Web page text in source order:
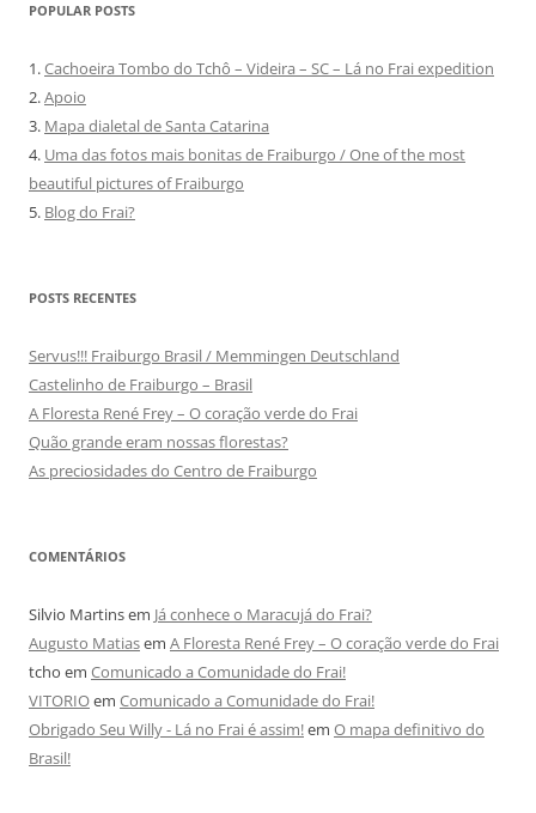
POPULAR POSTS
1.Cachoeira Tombo do Tchô – Videira – SC – Lá no Frai expedition
2.Apoio
3. Mapa dialetal de Santa Catarina
4. Uma das fotos mais bonitas de Fraiburgo / One of the most
beautiful pictures of Fraiburgo
5. Blog do Frai?
POSTS RECENTES
Servus!!! Fraiburgo Brasil / Memmingen Deutschland
Castelinho de Fraiburgo – Brasil
A Floresta René Frey – O coração verde do Frai
Quão grande eram nossas florestas?
As preciosidades do Centro de Fraiburgo
COMENTÁRIOS
Silvio Martinsem Já conhece o Maracujá do Frai?
Augusto Matiasem A Floresta René Frey – O coração verde do Frai
tcho em Comunicado a Comunidade do Frai!
VITORIOem Comunicado a Comunidade do Frai!
Obrigado Seu Willy - Lá no Frai é assim!em O mapa definitivo do
Brasil!